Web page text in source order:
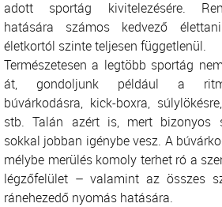
adott sportág kivitelezésére.
hatására számos kedvező
életkortól szinte teljesen függetlenül.
Természetesen a legtöbb sportág
át, gondoljunk például a
búvárkodásra, kick-boxra,
stb. Talán azért is, mert bizonyos
sokkal jobban igénybe vesz. A
mélybe merülés komoly terhet ró a
légzőfelület – valamint az összes
ránehezedő nyomás hatására.